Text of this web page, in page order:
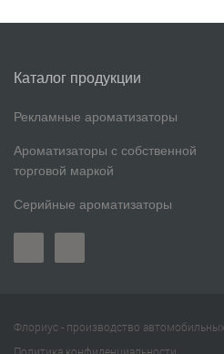
Каталог продукции
Рекламные ароматизаторы
Ароматизаторы с собственной
торговой маркой
Серийные ароматизаторы
Флориус - производство
Политика конфиденциальности